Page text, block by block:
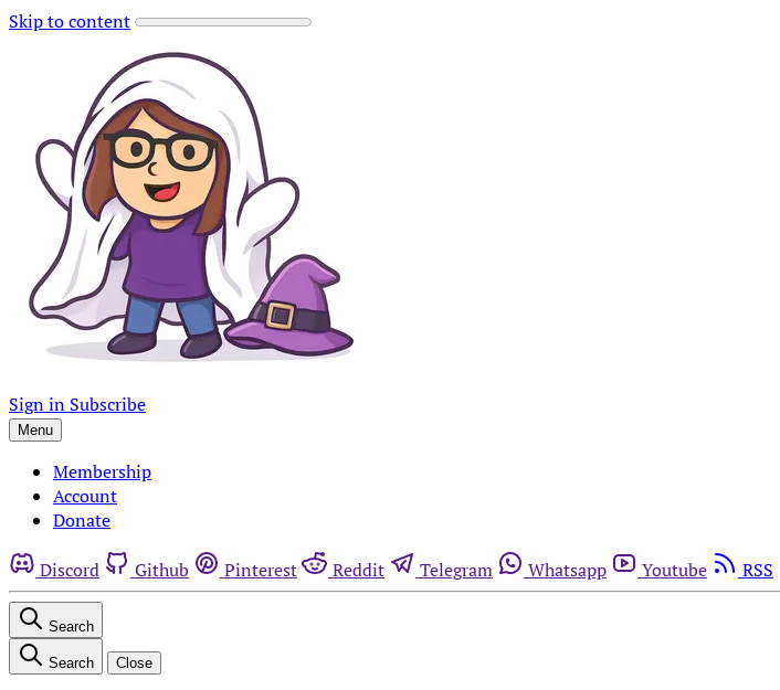
Skip to content
Sign in Subscribe
Menu
Membership
Account
Donate
Discord Github Pinterest Reddit Telegram Whatsapp Youtube RSS
Search
Search Close